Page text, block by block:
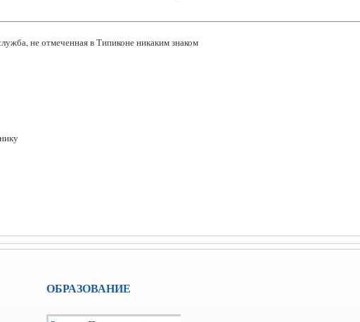
не отмеченная в Типиконе никаким знаком
ОБРАЗОВАНИЕ